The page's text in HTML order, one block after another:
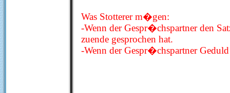
Was Stotterer m�gen:
-Wenn der Gespr�chspartner den
zuende gesprochen hat.
-Wenn der Gespr�chspartner